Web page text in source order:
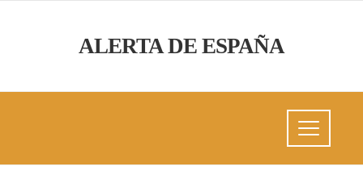
ALERTA DE ESPAÑA